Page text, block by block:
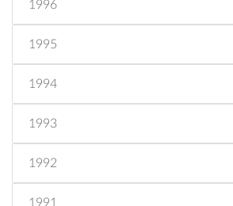
1996
1995
1994
1993
1992
1991